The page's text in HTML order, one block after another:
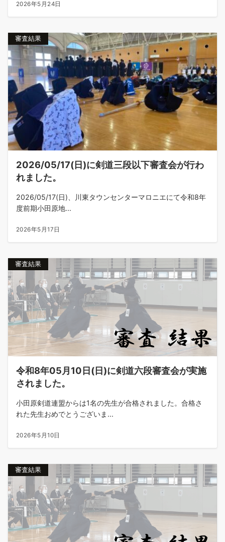
2026年5月24日
審査結果
2026/05/17(日)に剣道三段以下審査会が行わ
れました。
2026/05/17(日)、川東タウンセンターマロニエにて令和8年
度前期小田原地...
2026年5月17日
審査結果
令和8年05月10日(日)に剣道六段審査会が実施
されました。
小田原剣道連盟からは1名の先生が合格されました。合格さ
れた先生おめでとうございま...
2026年5月10日
審査結果